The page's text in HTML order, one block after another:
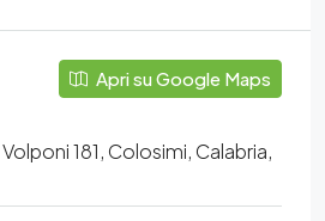
Apri su Google Maps
181, Colosimi, Calabria,